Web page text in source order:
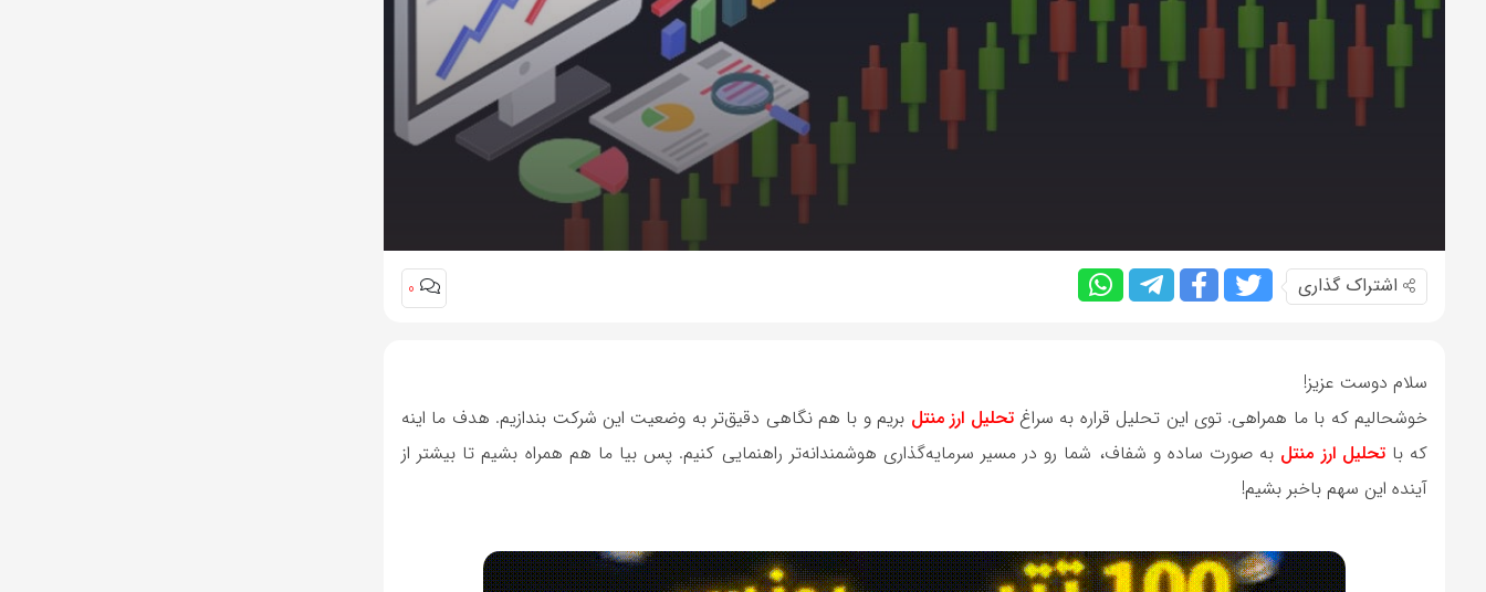
اشتراک گذاری 0
سلام دوست عزیز!
خوشحالیم که با ما همراهی. توی این تحلیل قراره به سراغتحلیل ارز منتل بریم و با هم نگاهی دقیق‌تر به وضعیت این شرکت بندازیم. هدف ما اینه
که باتحلیل‌ ارز منتل به صورت ساده و شفاف، شما رو در مسیر سرمایه‌گذاری هوشمندانه‌تر راهنمایی کنیم. پس بیا ما هم همراه بشیم تا بیشتر از
آینده این سهم باخبر بشیم!